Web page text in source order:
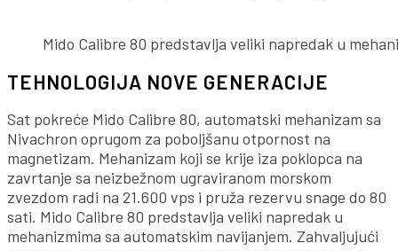
Mido Calibre 80 predstavlja veliki napredak u
TEHNOLOGIJA NOVE GENERACIJE
Sat pokreće Mido Calibre 80, automatski mehanizam sa
Nivachron oprugom za poboljšanu otpornost na
magnetizam. Mehanizam koji se krije iza poklopca na
zavrtanje sa neizbežnom ugraviranom morskom
zvezdom radi na 21.600 vps i pruža rezervu snage do 80
sati. Mido Calibre 80 predstavlja veliki napredak u
mehanizmima sa automatskim navijanjem. Zahvaljujući